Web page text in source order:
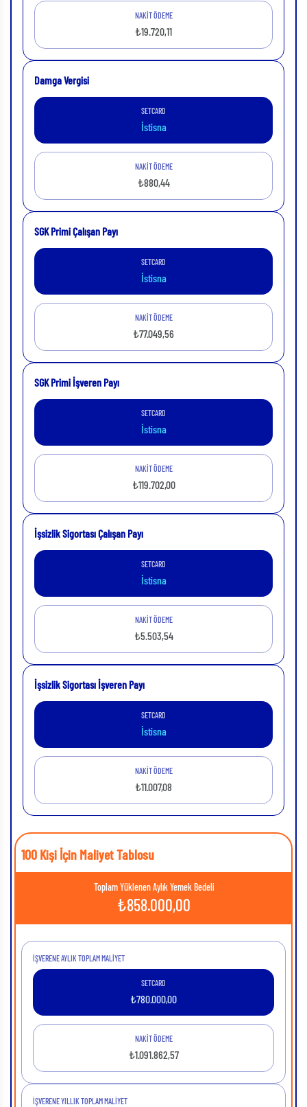
NAKİT ÖDEME
₺19.720,11
Damga Vergisi
SETCARD
İstisna
NAKİT ÖDEME
₺880,44
SGK Primi Çalışan Payı
SETCARD
İstisna
NAKİT ÖDEME
₺77.049,56
SGK Primi İşveren Payı
SETCARD
İstisna
NAKİT ÖDEME
₺119.702,00
İşsizlik Sigortası Çalışan Payı
SETCARD
İstisna
NAKİT ÖDEME
₺5.503,54
İşsizlik Sigortası İşveren Payı
SETCARD
İstisna
NAKİT ÖDEME
₺11.007,08
100 Kişi İçin Maliyet Tablosu
Toplam Yüklenen Aylık Yemek Bedeli
₺858.000,00
İŞVERENE AYLIK TOPLAM MALIYET
SETCARD
₺780.000,00
NAKİT ÖDEME
₺1.091.862,57
İŞVERENE YILLIK TOPLAM MALIYET